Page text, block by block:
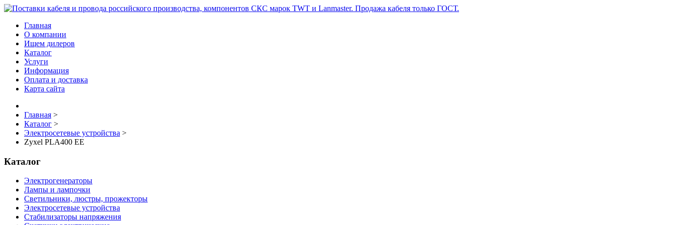
Главная
О компании
Ищем дилеров
Каталог
Услуги
Информация
Оплата и доставка
Карта сайта
Главная >
Каталог >
Электросетевые устройства >
Zyxel PLA400 EE
Каталог
Электрогенераторы
Лампы и лампочки
Светильники, люстры, прожекторы
Электросетевые устройства
Стабилизаторы напряжения